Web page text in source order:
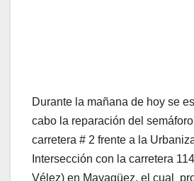
Durante la mañana de hoy se
cabo la reparación del
carretera # 2 frente a la
Intersección con la carretera
Vélez) en Mayagüez, el cual